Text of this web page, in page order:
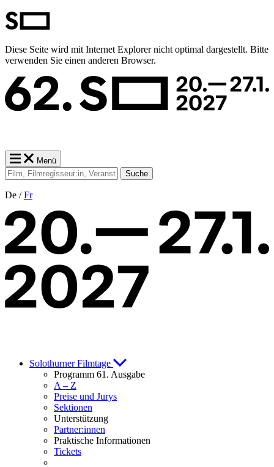
Diese Seite wird mit Internet Explorer nicht optimal dargestellt. Bitte
verwenden Sie einen anderen Browser.
Menü
Suche
De /Fr
Solothurner Filmtage
Programm 61. Ausgabe
A – Z
Preise und Jurys
Sektionen
Unterstützung
Partner:innen
Praktische Informationen
Tickets